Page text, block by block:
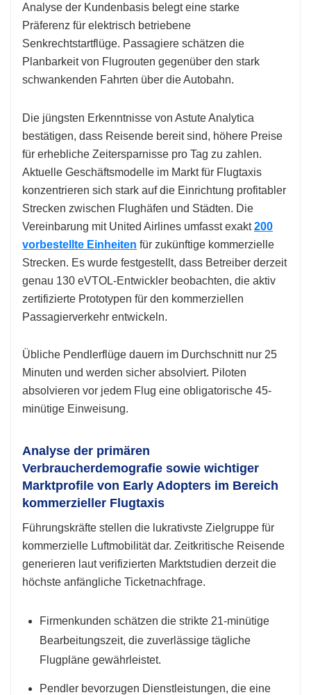
Analyse der Kundenbasis belegt eine starke
Präferenz für elektrisch betriebene
Senkrechtstartflüge. Passagiere schätzen die
Planbarkeit von Flugrouten gegenüber den stark
schwankenden Fahrten über die Autobahn.
Die jüngsten Erkenntnisse von Astute Analytica
bestätigen, dass Reisende bereit sind, höhere Preise
für erhebliche Zeitersparnisse pro Tag zu zahlen.
Aktuelle Geschäftsmodelle im Markt für Flugtaxis
konzentrieren sich stark auf die Einrichtung profitabler
Strecken zwischen Flughäfen und Städten. Die
Vereinbarung mit United Airlines umfasst exakt200
vorbestellte Einheiten für zukünftige kommerzielle
Strecken. Es wurde festgestellt, dass Betreiber derzeit
genau 130 eVTOL-Entwickler beobachten, die aktiv
zertifizierte Prototypen für den kommerziellen
Passagierverkehr entwickeln.
Übliche Pendlerflüge dauern im Durchschnitt nur 25
Minuten und werden sicher absolviert. Piloten
absolvieren vor jedem Flug eine obligatorische 45-
minütige Einweisung.
Analyse der primären
Verbraucherdemografie sowie wichtiger
Marktprofile von Early Adopters im Bereich
kommerzieller Flugtaxis
Führungskräfte stellen die lukrativste Zielgruppe für
kommerzielle Luftmobilität dar. Zeitkritische Reisende
generieren laut verifizierten Marktstudien derzeit die
höchste anfängliche Ticketnachfrage.
Firmenkunden schätzen die strikte 21-minütige
Bearbeitungszeit, die zuverlässige tägliche
Flugpläne gewährleistet.
Pendler bevorzugen Dienstleistungen, die eine